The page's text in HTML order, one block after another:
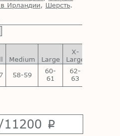
Ирландии, Шерсть.
Medium Large
X-
Large
58-59
60-
61
62-
63
/11200 p